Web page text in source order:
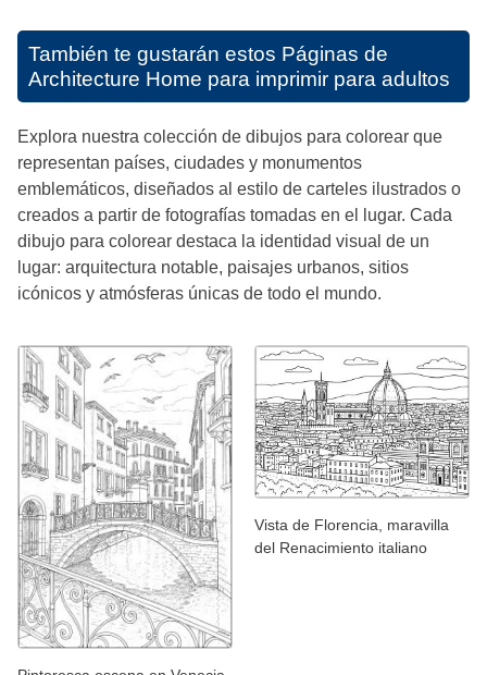
También te gustarán estos Páginas de
Architecture Home para imprimir para adultos
Explora nuestra colección de dibujos para colorear que
representan países, ciudades y monumentos
emblemáticos, diseñados al estilo de carteles ilustrados o
creados a partir de fotografías tomadas en el lugar. Cada
dibujo para colorear destaca la identidad visual de un
lugar: arquitectura notable, paisajes urbanos, sitios
icónicos y atmósferas únicas de todo el mundo.
Vista de Florencia, maravilla
del Renacimiento italiano